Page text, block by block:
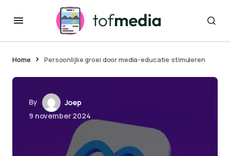
Home Persoonlijke groei door media-educatie stimuleren
By
Joep
9 november 2024